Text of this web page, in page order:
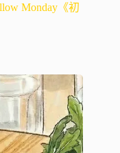
Monday《初